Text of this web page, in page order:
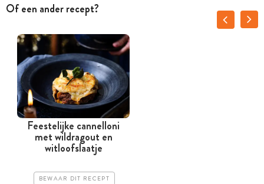
Of een ander recept?
Feestelijke cannelloni
met wildragout en
witloofslaatje
BEWAAR DIT RECEPT